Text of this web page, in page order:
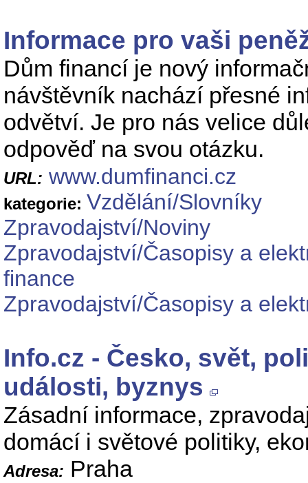
Informace pro vaši
Dům financí je nový
návštěvník nachází přesné
odvětví. Je pro nás velice
odpověď na svou otázku.
URL: www.dumfinanci.cz
kategorie: Vzdělání/Slovníky
Zpravodajství/Noviny
Zpravodajství/Časopisy a
finance
Zpravodajství/Časopisy a
Info.cz - Česko, svět,
události, byznys
Zásadní informace,
domácí i světové politiky,
Adresa: Praha